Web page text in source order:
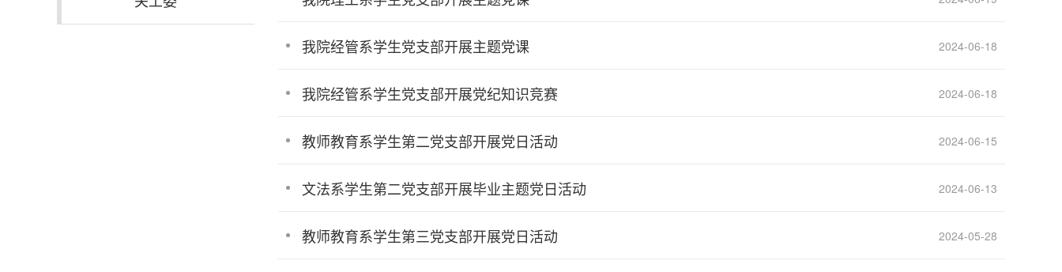
2024-06-18
我院经管系学生党支部开展主题党课
2024-06-18
我院经管系学生党支部开展党纪知识竞赛
2024-06-15
教师教育系学生第二党支部开展党日活动
2024-06-13
文法系学生第二党支部开展毕业主题党日活动
2024-05-28
教师教育系学生第三党支部开展党日活动